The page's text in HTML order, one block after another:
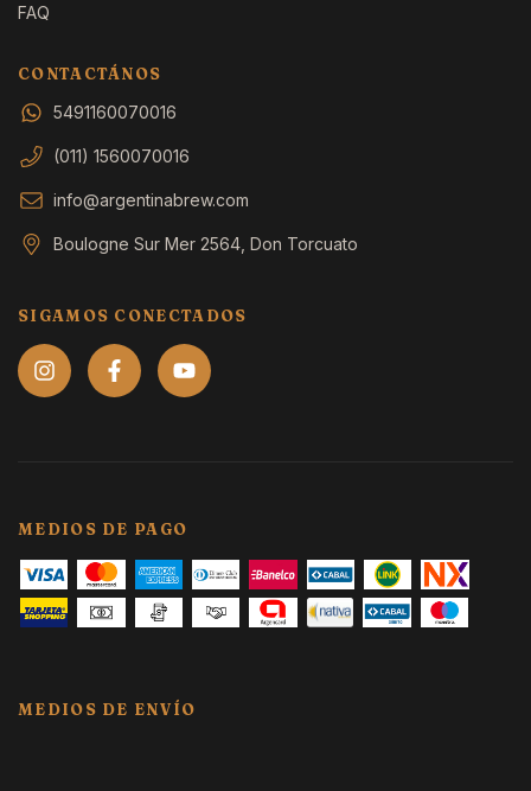
FAQ
CONTACTÁNOS
5491160070016
(011) 1560070016
info@argentinabrew.com
Boulogne Sur Mer 2564, Don Torcuato
SIGAMOS CONECTADOS
MEDIOS DE PAGO
MEDIOS DE ENVÍO